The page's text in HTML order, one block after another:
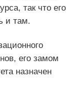
так что его
и там.
его замом
назначен